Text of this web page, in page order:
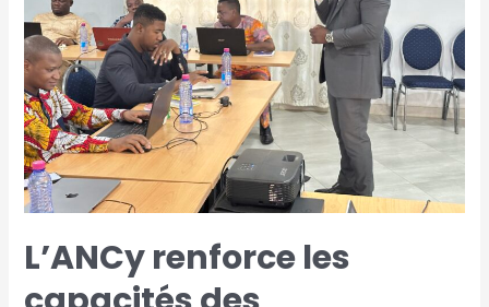
L’ANCy renforce les
professionnels
des
médias
en
matière
de
cybersécurité
et
numérique